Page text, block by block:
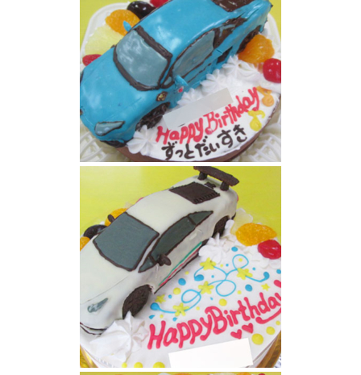
ランボルギーニ車立体ケーキ